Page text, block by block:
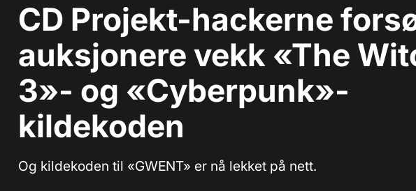
CD Projekt-hackerne
auksjonere vekk «The
3»- og «Cyberpunk»-
kildekoden
Og kildekoden til «GWENT» er nå lekket på nett.